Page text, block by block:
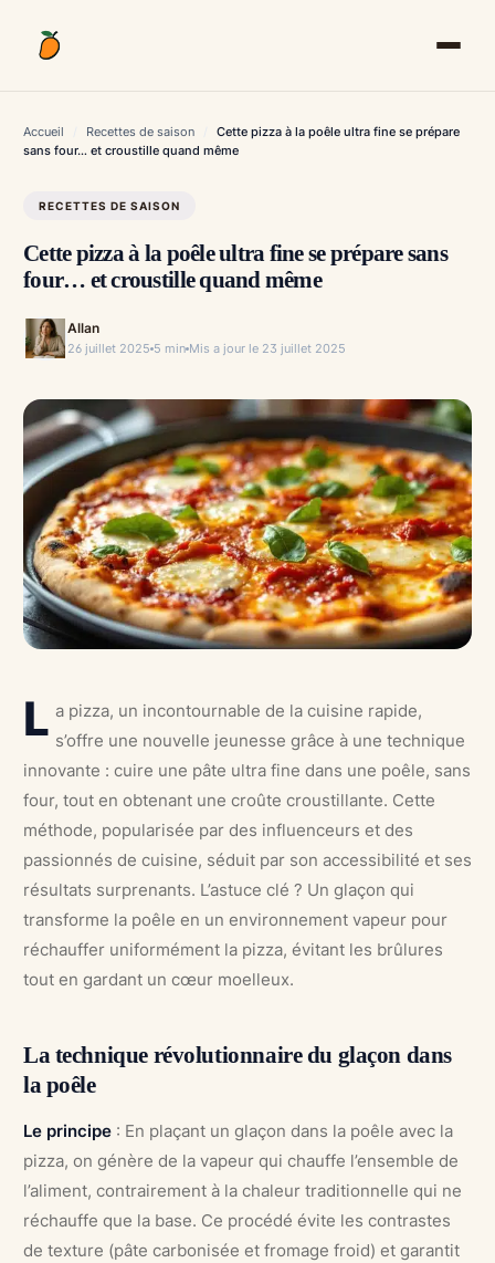
contenu
Accueil Recettes de saison
Cette pizza à la poêle ultra fine se prépare
sans four… et croustille quand même
RECETTES DE SAISON
Cette pizza à la poêle ultra fine se prépare sans
four… et croustille quand même
Allan
26 juillet 2025 5 min Mis a jour le 23 juillet 2025
L a pizza, un incontournable de la cuisine rapide,
s’offre une nouvelle jeunesse grâce à une technique
innovante : cuire une pâte ultra fine dans une poêle, sans
four, tout en obtenant une croûte croustillante. Cette
méthode, popularisée par des influenceurs et des
passionnés de cuisine, séduit par son accessibilité et ses
résultats surprenants. L’astuce clé ? Un glaçon qui
transforme la poêle en un environnement vapeur pour
réchauffer uniformément la pizza, évitant les brûlures
tout en gardant un cœur moelleux.
La technique révolutionnaire du glaçon dans
la poêle
Le principe : En plaçant un glaçon dans la poêle avec la
pizza, on génère de la vapeur qui chauffe l’ensemble de
l’aliment, contrairement à la chaleur traditionnelle qui ne
réchauffe que la base. Ce procédé évite les contrastes
de texture (pâte carbonisée et fromage froid) et garantit